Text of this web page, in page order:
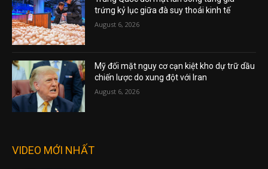
trứng kỷ lục giữa đà suy thoái kinh tế
August 6, 2026
Mỹ đối mặt nguy cơ cạn kiệt kho dự trữ dầu
chiến lược do xung đột với Iran
August 6, 2026
VIDEO MỚI NHẤT